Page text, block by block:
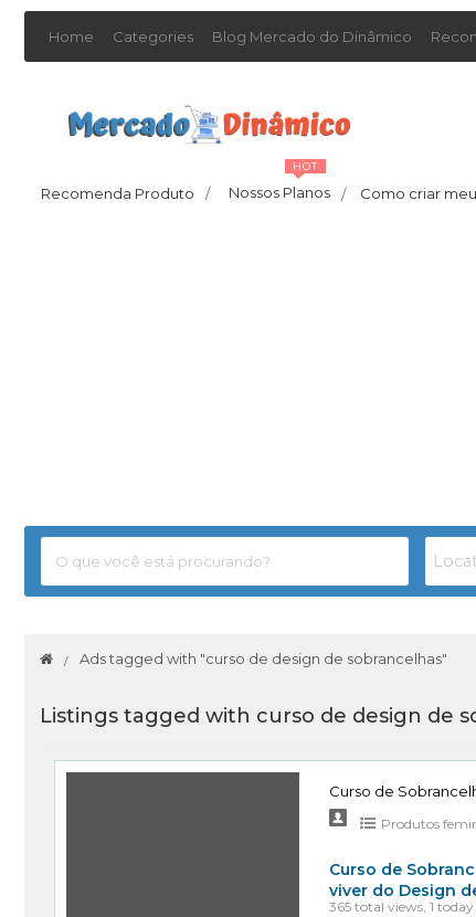
Home Categories Blog Mercado do Dinâmico
Recomenda Produto / Nossos Planos /
HOT
Como criar
Ads tagged with "curso de design de sobrancelhas"
Listings tagged with curso de design de
Curso de
Produtos
Curso de
viver do Design
365 total views, 1 today